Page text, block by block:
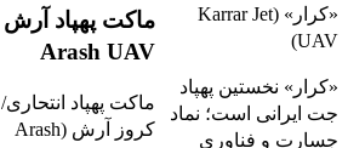
«کرار» (Karrar Jet
UAV)
«کرار» نخستین پهپاد
جت ایرانی است؛ نماد
جسارت و فناوری
ماکت پهپاد آرش
Arash UAV
ماکت پهپاد انتحاری/
کروز آرش (Arash